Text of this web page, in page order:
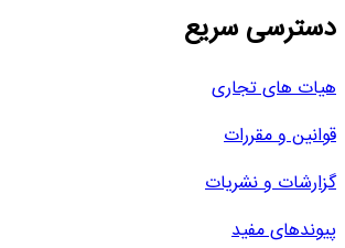
دسترسی سریع
هیات های تجاری
قوانین و مقررات
گزارشات و نشریات
پیوندهای مفید